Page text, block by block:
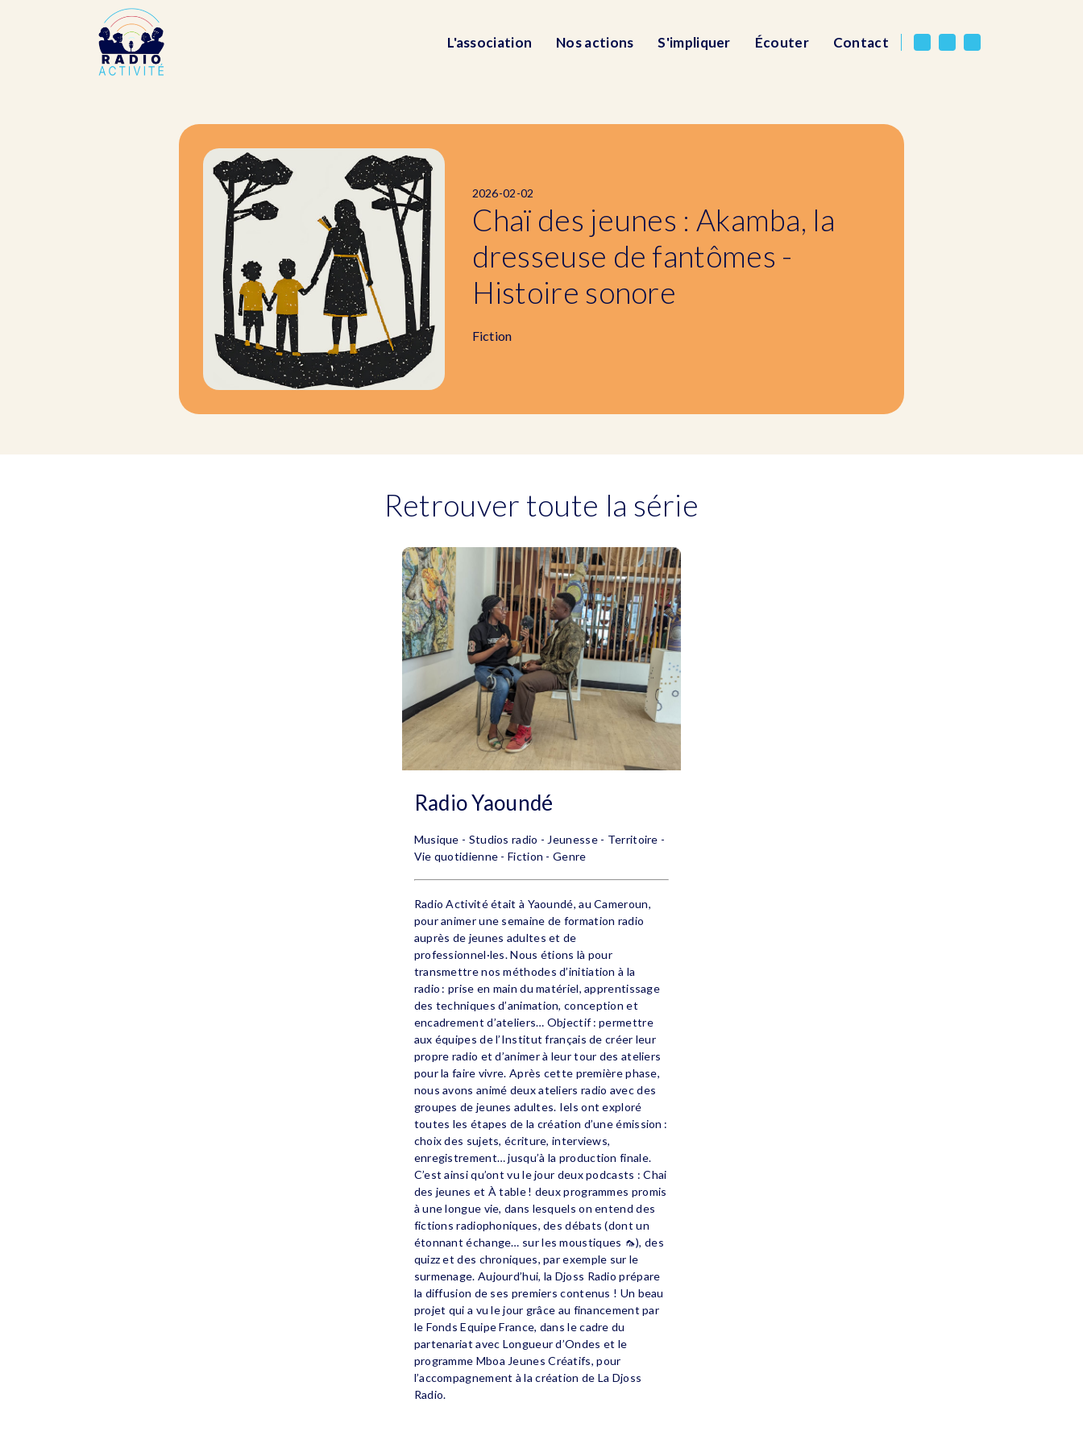
L'association Nos actions S'impliquer Écouter Contact
2026-02-02
Chaï des jeunes : Akamba, la
dresseuse de fantômes -
Histoire sonore
Fiction
Retrouver toute la série
Radio Yaoundé
Musique - Studios radio - Jeunesse - Territoire -
Vie quotidienne - Fiction - Genre
Radio Activité était à Yaoundé, au Cameroun,
pour animer une semaine de formation radio
auprès de jeunes adultes et de
professionnel·les. Nous étions là pour
transmettre nos méthodes d’initiation à la
radio : prise en main du matériel, apprentissage
des techniques d’animation, conception et
encadrement d’ateliers… Objectif : permettre
aux équipes de l’Institut français de créer leur
propre radio et d’animer à leur tour des ateliers
pour la faire vivre. Après cette première phase,
nous avons animé deux ateliers radio avec des
groupes de jeunes adultes. Iels ont exploré
toutes les étapes de la création d’une émission :
choix des sujets, écriture, interviews,
enregistrement… jusqu’à la production finale.
C’est ainsi qu’ont vu le jour deux podcasts : Chai
des jeunes et À table ! deux programmes promis
à une longue vie, dans lesquels on entend des
fictions radiophoniques, des débats (dont un
étonnant échange… sur les moustiques 🦟), des
quizz et des chroniques, par exemple sur le
surmenage. Aujourd’hui, la Djoss Radio prépare
la diffusion de ses premiers contenus ! Un beau
projet qui a vu le jour grâce au financement par
le Fonds Equipe France, dans le cadre du
partenariat avec Longueur d’Ondes et le
programme Mboa Jeunes Créatifs, pour
l’accompagnement à la création de La Djoss
Radio.